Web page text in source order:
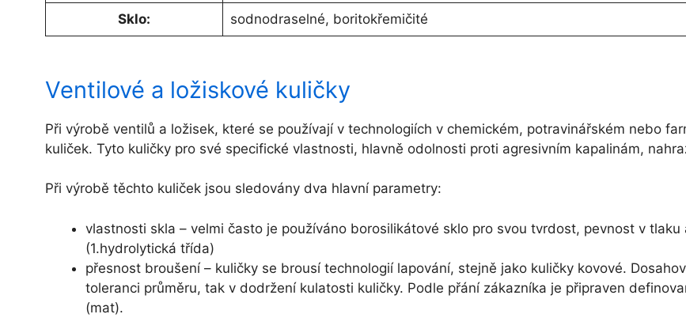
Sklo: sodnodraselné, boritokřemičité
Ventilové a ložiskové kuličky
Při výrobě ventilů a ložisek, které se používají v technologiích v chemickém, potravinářském nebo
kuliček. Tyto kuličky pro své specifické vlastnosti, hlavně odolnosti proti agresivním kapalinám,
Při výrobě těchto kuliček jsou sledovány dva hlavní parametry:
vlastnosti skla – velmi často je používáno borosilikátové sklo pro svou tvrdost, pevnost v
(1.hydrolytická třída)
přesnost broušení – kuličky se brousí technologií lapování, stejně jako kuličky kovové.
toleranci průměru, tak v dodržení kulatosti kuličky. Podle přání zákazníka je připraven
(mat).